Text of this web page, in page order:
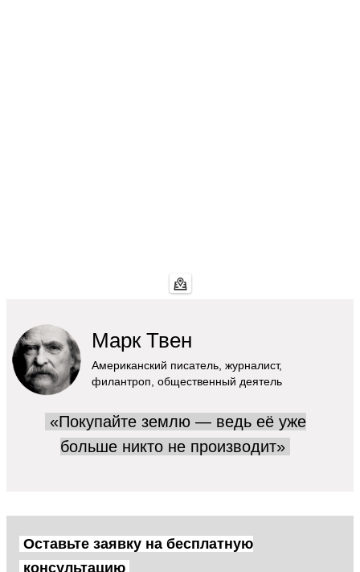
Марк Твен
Американский писатель, журналист,
филантроп, общественный деятель
«Покупайте землю — ведь её уже
больше никто не производит»
Оставьте заявку на бесплатную
консультацию